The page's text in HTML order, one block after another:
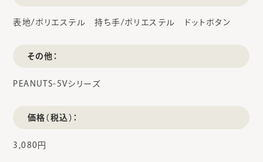
表地/ポリエステル 持ち手/ポリエステル ドットボタン
その他：
PEANUTS-5Vシリーズ
価格（税込）：
3,080円